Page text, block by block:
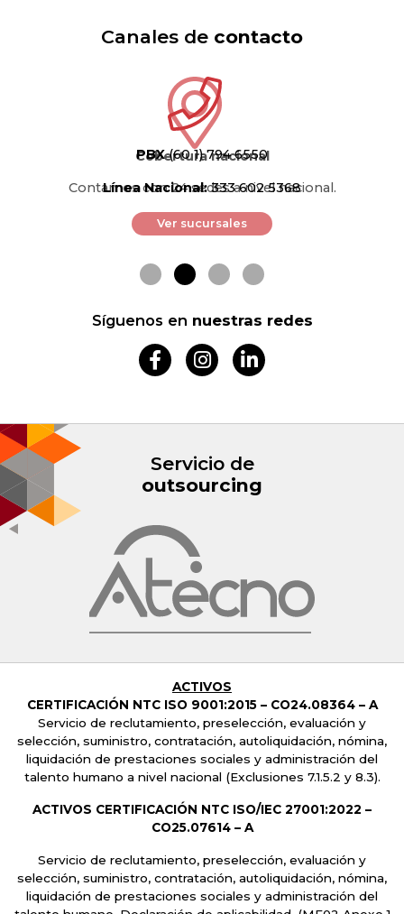
Canales de contacto
Cobertura nacional
Contamos con 24 sedes a nivel nacional.
Ver sucursales
PBX(60 1) 794 6550
Línea Nacional:333 602 5368
Síguenos en nuestras redes
Servicio de
outsourcing
ACTIVOS
CERTIFICACIÓN NTC ISO 9001:2015 –CO24.08364 – A
Servicio de reclutamiento, preselección, evaluación y
selección, suministro, contratación, autoliquidación, nómina,
liquidación de prestaciones sociales y administración del
talento humano a nivel nacional (Exclusiones 7.1.5.2 y 8.3).
ACTIVOS CERTIFICACIÓN NTC ISO/IEC 27001:2022 –
CO25.07614 – A
Servicio de reclutamiento, preselección, evaluación y
selección, suministro, contratación, autoliquidación, nómina,
liquidación de prestaciones sociales y administración del